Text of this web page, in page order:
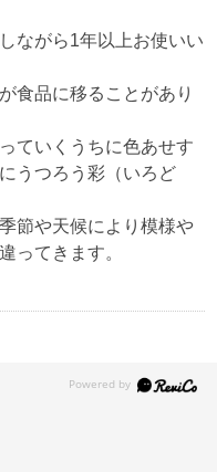
ながら1年以上お使いい
食品に移ることがあり
ていくうちに色あせす
うつろう彩（いろど
節や天候により模様や
ってきます。